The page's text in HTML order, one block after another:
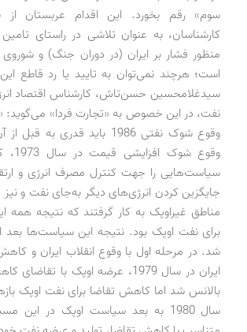
سوم» رقم بخورد. این اقدام عربستان
کارشناسان، به عنوان تلاشی در راستای
منظور فشار بر ایران (در دوران جنگ) و
است؛ هرچند نمی‌توان به تایید یا رد قاطع
سیدغلامحسین حسن‌تاش، کارشناس اقتصاد
نفت، در این خصوص به «تجارت فردا» می‌گوید:
وقوع شوک نفتی 1986 باید قدری
وقوع
سیاست‌هایی را جهت کنترل مصرف انرژی و
جایگزین کردن انرژی‌های دیگر به‌جای نفت و نیز
مناطق غیراوپک به کار گرفتند که نتیجه همه
برای نفت اوپک بود. نتیجه این سیاست‌ها بعد
شد. در مرحله اول با وقوع انقلاب ایران و
ایران در سال 1979، عرضه اوپک با
بالانس شد اما کاهش تقاضا برای نفت اوپک
سال 1980 به بعد سیاست اوپک در این